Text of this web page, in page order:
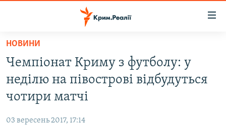
Перейти
основного
матеріалу
основної
навігації
БЛОГИ
НОВИНИ
Чемпіонат Криму з футболу: у
неділю на півострові відбудуться
чотири матчі
03 вересень 2017, 17:14